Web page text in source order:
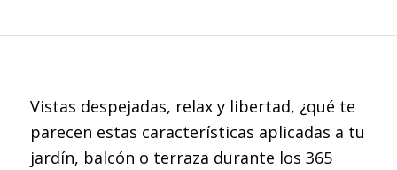
Vistas despejadas, relax y libertad, ¿qué te
parecen estas características aplicadas a tu
jardín, balcón o terraza durante los 365